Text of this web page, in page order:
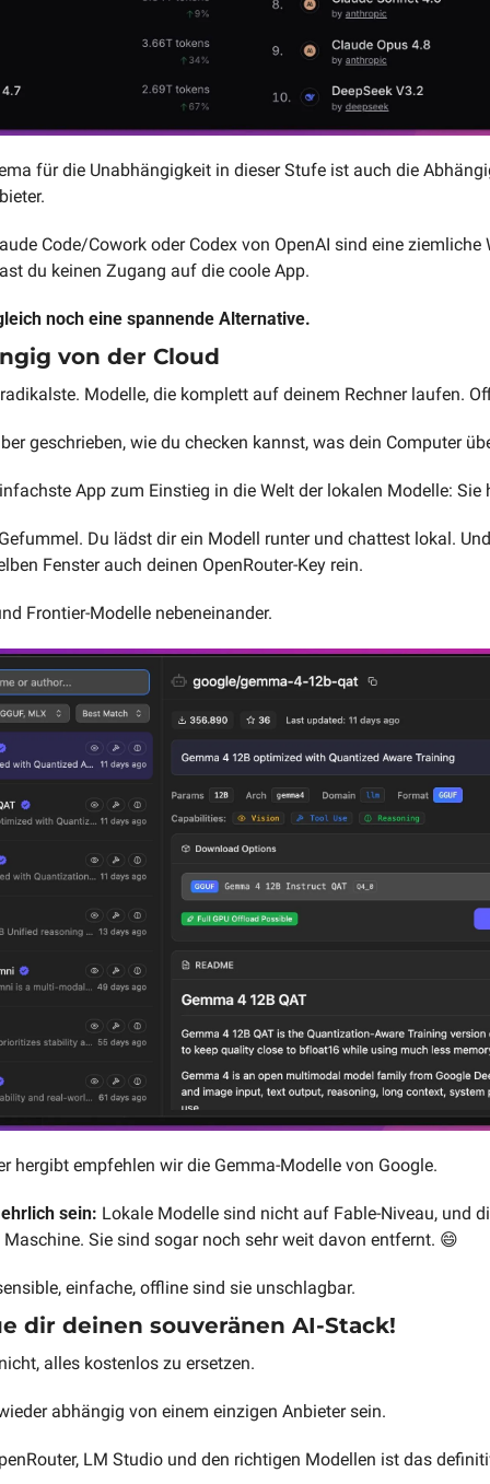
für die Unabhängigkeit in dieser Stufe ist auch die
Code/Cowork oder Codex von OpenAI sind eine ziemliche
du keinen Zugang auf die coole App.
noch eine spannende Alternative.
von der Cloud
Modelle, die komplett auf deinem Rechner laufen.
geschrieben, wie du checken kannst, was dein Computer
App zum Einstieg in die Welt der lokalen Modelle:
Du lädst dir ein Modell runter und chattest lokal.
Fenster auch deinen OpenRouter-Key rein.
Frontier-Modelle nebeneinander.
hergibt empfehlen wir die Gemma-Modelle von Google.
sein: Lokale Modelle sind nicht auf Fable-Niveau, und
Sie sind sogar noch sehr weit davon entfernt. 😄
einfache, offline sind sie unschlagbar.
dir deinen souveränen AI-Stack!
alles kostenlos zu ersetzen.
abhängig von einem einzigen Anbieter sein.
LM Studio und den richtigen Modellen ist das